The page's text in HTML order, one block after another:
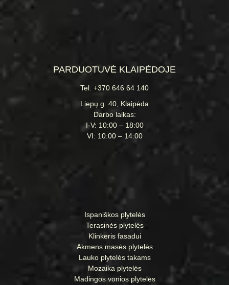
PARDUOTUVĖ KLAIPĖDOJE
Tel. +370 646 64 140
Liepų g. 40, Klaipėda
Darbo laikas:
I-V: 10:00 – 18:00
VI: 10:00 – 14:00
Ispaniškos plytelės
Terasinės plytelės
Klinkeris fasadui
Akmens masės plytelės
Lauko plytelės takams
Mozaika plytelės
Madingos vonios plytelės